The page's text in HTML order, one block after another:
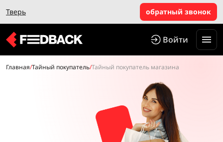
Тверь обратный звонок
Войти
Главная/Тайный покупатель/Тайный покупатель магазина